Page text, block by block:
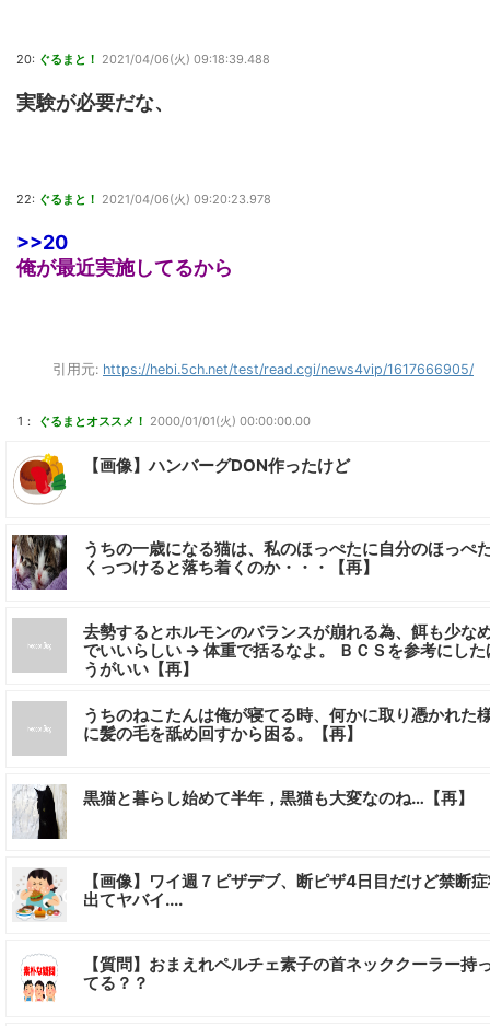
20: ぐるまと！ 2021/04/06(火) 09:18:39.488
実験が必要だな、
22: ぐるまと！ 2021/04/06(火) 09:20:23.978
>>20
俺が最近実施してるから
引用元: https://hebi.5ch.net/test/read.cgi/news4vip/1617666905/
1： ぐるまとオススメ！ 2000/01/01(火) 00:00:00.00
【画像】ハンバーグDON作ったけど
うちの一歳になる猫は、私のほっぺたに自分のほっぺ
くっつけると落ち着くのか・・・【再】
去勢するとホルモンのバランスが崩れる為、餌も少な
でいいらしい → 体重で括るなよ。 ＢＣＳを参考にした
うがいい【再】
うちのねこたんは俺が寝てる時、何かに取り憑かれた
に髪の毛を舐め回すから困る。【再】
黒猫と暮らし始めて半年，黒猫も大変なのね…【再】
【画像】ワイ週７ピザデブ、断ピザ4日目だけど禁断
出てヤバイ....
【質問】おまえれペルチェ素子の首ネッククーラー持
てる？？